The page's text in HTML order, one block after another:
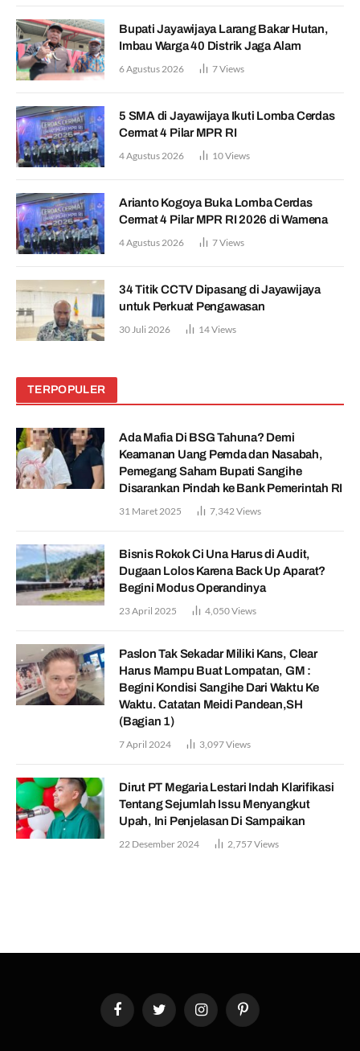
Bupati Jayawijaya Larang Bakar Hutan,
Imbau Warga 40 Distrik Jaga Alam
6 Agustus 2026 7Views
5 SMA di Jayawijaya Ikuti Lomba Cerdas
Cermat 4 Pilar MPR RI
4 Agustus 2026 10Views
Arianto Kogoya Buka Lomba Cerdas
Cermat 4 Pilar MPR RI 2026 di Wamena
4 Agustus 2026 7Views
34 Titik CCTV Dipasang di Jayawijaya
untuk Perkuat Pengawasan
30 Juli 2026 14Views
TERPOPULER
Ada Mafia Di BSG Tahuna? Demi
Keamanan Uang Pemda dan Nasabah,
Pemegang Saham Bupati Sangihe
Disarankan Pindah ke Bank Pemerintah RI
31 Maret 2025 7,342Views
Bisnis Rokok Ci Una Harus di Audit,
Dugaan Lolos Karena Back Up Aparat?
Begini Modus Operandinya
23 April 2025 4,050Views
Paslon Tak Sekadar Miliki Kans, Clear
Harus Mampu Buat Lompatan, GM :
Begini Kondisi Sangihe Dari Waktu Ke
Waktu. Catatan Meidi Pandean,SH
(Bagian 1)
7 April 2024 3,097Views
Dirut PT Megaria Lestari Indah Klarifikasi
Tentang Sejumlah Issu Menyangkut
Upah, Ini Penjelasan Di Sampaikan
22 Desember 2024 2,757Views
FacebookTwitter InstagramPinterest